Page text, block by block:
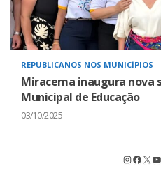
REPUBLICANOS NOS MUNICÍPIOS
Miracema inaugura nova
Municipal de Educação
03/10/2025
X